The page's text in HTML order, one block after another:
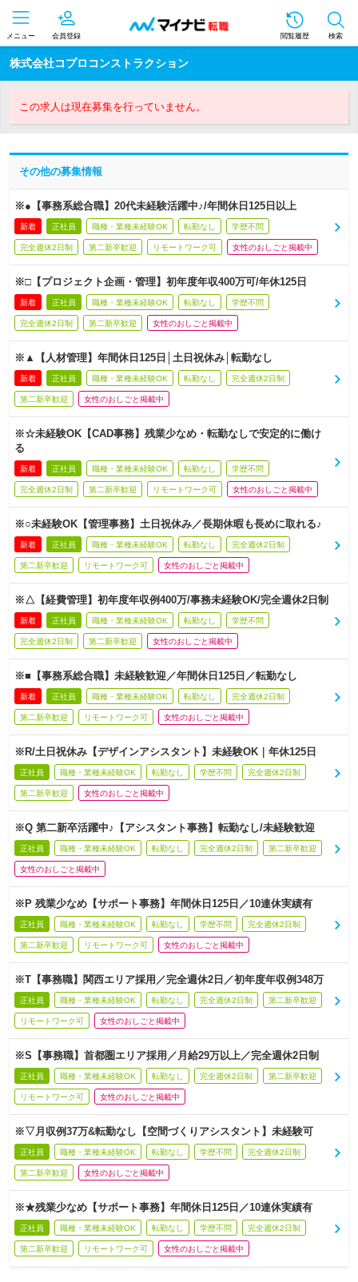
メニュー 会員登録 閲覧履歴 検索
株式会社コプロコンストラクション
この求人は現在募集を行っていません。
その他の募集情報
※●【事務系総合職】20代未経験活躍中♪/年間休日125日以上
新着 正社員 職種・業種未経験OK 転勤なし 学歴不問
完全週休2日制 第二新卒歓迎 リモートワーク可 女性のおしごと掲載中
※□【プロジェクト企画・管理】初年度年収400万可/年休125日
新着 正社員 職種・業種未経験OK 転勤なし 学歴不問
完全週休2日制 第二新卒歓迎 女性のおしごと掲載中
※▲【人材管理】年間休日125日│土日祝休み│転勤なし
新着 正社員 職種・業種未経験OK 転勤なし 完全週休2日制
第二新卒歓迎 女性のおしごと掲載中
※☆未経験OK【CAD事務】残業少なめ・転勤なしで安定的に働け
る
新着 正社員 職種・業種未経験OK 転勤なし 学歴不問
完全週休2日制 第二新卒歓迎 リモートワーク可 女性のおしごと掲載中
※○未経験OK【管理事務】土日祝休み／長期休暇も長めに取れる♪
新着 正社員 職種・業種未経験OK 転勤なし 完全週休2日制
第二新卒歓迎 リモートワーク可 女性のおしごと掲載中
※△【経費管理】初年度年収例400万/事務未経験OK/完全週休2日制
新着 正社員 職種・業種未経験OK 転勤なし 学歴不問
完全週休2日制 第二新卒歓迎 女性のおしごと掲載中
※■【事務系総合職】未経験歓迎／年間休日125日／転勤なし
新着 正社員 職種・業種未経験OK 転勤なし 完全週休2日制
第二新卒歓迎 リモートワーク可 女性のおしごと掲載中
※R/土日祝休み【デザインアシスタント】未経験OK｜年休125日
正社員 職種・業種未経験OK 転勤なし 学歴不問 完全週休2日制
第二新卒歓迎 女性のおしごと掲載中
※Q 第二新卒活躍中♪【アシスタント事務】転勤なし/未経験歓迎
正社員 職種・業種未経験OK 転勤なし 完全週休2日制 第二新卒歓迎
女性のおしごと掲載中
※P 残業少なめ【サポート事務】年間休日125日／10連休実績有
正社員 職種・業種未経験OK 転勤なし 学歴不問 完全週休2日制
第二新卒歓迎 リモートワーク可 女性のおしごと掲載中
※T【事務職】関西エリア採用／完全週休2日／初年度年収例348万
正社員 職種・業種未経験OK 転勤なし 完全週休2日制 第二新卒歓迎
リモートワーク可 女性のおしごと掲載中
※S【事務職】首都圏エリア採用／月給29万以上／完全週休2日制
正社員 職種・業種未経験OK 転勤なし 完全週休2日制 第二新卒歓迎
リモートワーク可 女性のおしごと掲載中
※▽月収例37万&転勤なし【空間づくりアシスタント】未経験可
正社員 職種・業種未経験OK 転勤なし 学歴不問 完全週休2日制
第二新卒歓迎 女性のおしごと掲載中
※★残業少なめ【サポート事務】年間休日125日／10連休実績有
正社員 職種・業種未経験OK 転勤なし 学歴不問 完全週休2日制
第二新卒歓迎 リモートワーク可 女性のおしごと掲載中